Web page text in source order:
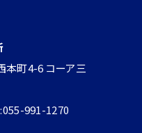
町4-6 コーア三
991-1270